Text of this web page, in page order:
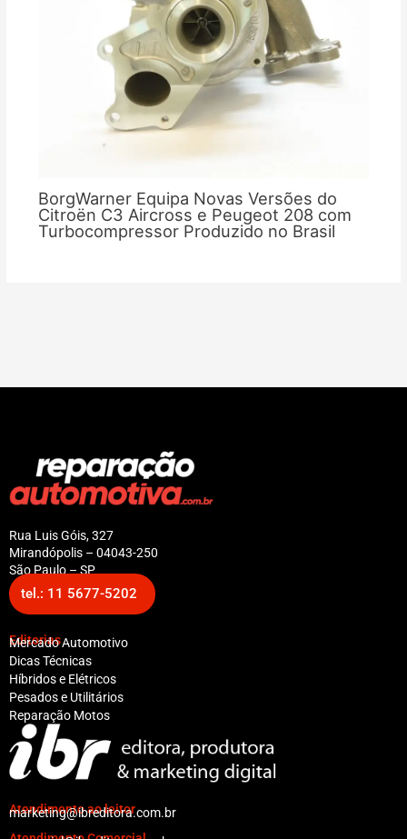
BorgWarner Equipa Novas Versões do
Citroën C3 Aircross e Peugeot 208 com
Turbocompressor Produzido no Brasil
Rua Luis Góis, 327
Mirandópolis – 04043-250
São Paulo – SP
tel.: 11 5677-5202
Editorias
Mercado Automotivo
Dicas Técnicas
Híbridos e Elétricos
Pesados e Utilitários
Reparação Motos
Atendimento ao leitor
marketing@ibreditora.com.br